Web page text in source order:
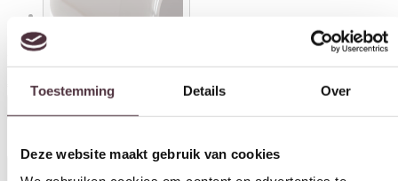
Toestemming Over
Deze website maakt gebruik van cookies
personaliseren, om functies voor social media te bieden en
49,95
In winkelwagen